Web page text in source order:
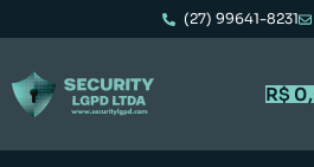
(27) 99641-8231
R$